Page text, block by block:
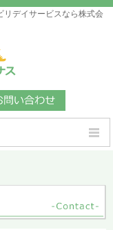
リデイサービスなら株式会